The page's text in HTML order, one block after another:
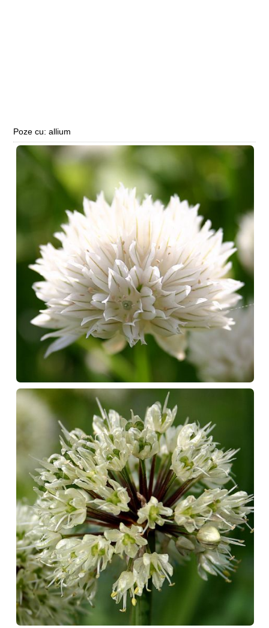
Poze cu: allium